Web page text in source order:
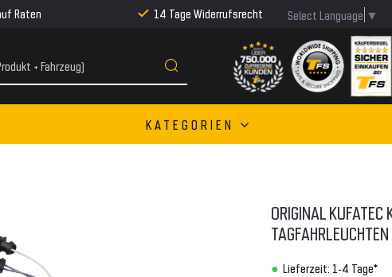
Raten 14 Tage Widerrufsrecht Select Language ▼
KATEGORIEN
ORIGINAL
Lieferzeit: 1-4 Tage*